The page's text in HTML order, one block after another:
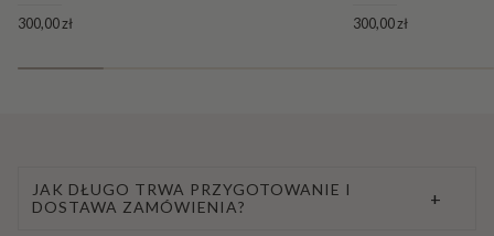
300,00 zł 300,00 zł
JAK DŁUGO TRWA PRZYGOTOWANIE I
DOSTAWA ZAMÓWIENIA?
+